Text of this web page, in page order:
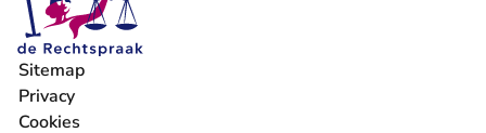
Sitemap
Privacy
Cookies